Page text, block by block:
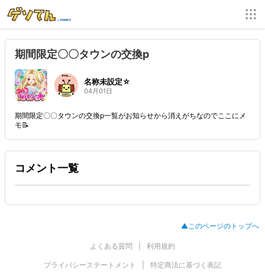
期間限定〇〇タウンの交換p
名称未設定☆
04月01日
期間限定〇〇タウンの交換p一覧がお知らせから消えがちなのでここにメ
モ📝
コメント一覧
▲このページのトップへ
よくある質問 利用規約
プライバシーステートメント 特定商法に基づく表記